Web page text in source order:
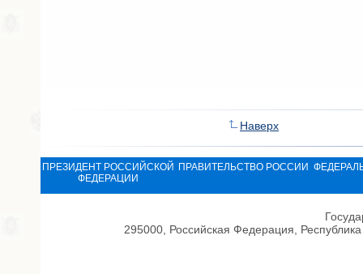
Наверх
ПРЕЗИДЕНТ РОССИЙСКОЙ
ФЕДЕРАЦИИ
ПРАВИТЕЛЬСТВО РОССИИ
295000, Российская Федерация,